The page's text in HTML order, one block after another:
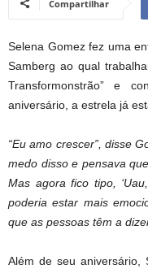
Compartilhar
Selena Gomez fez uma
Samberg ao qual
Transformonstrão” e
aniversário, a estrela já
“Eu amo crescer”, disse
medo disso e pensava
Mas agora fico tipo,
poderia estar mais
que as pessoas têm a
Além de seu aniversário,